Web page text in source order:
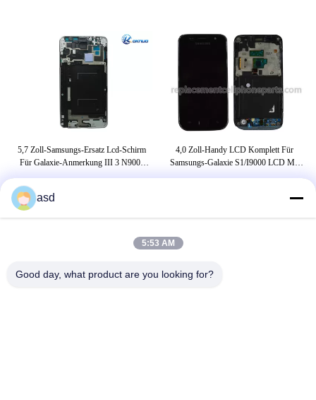
5,7 Zoll-Samsungs-Ersatz Lcd-Schirm
Für Galaxie-Anmerkung III 3 N9000
4,0 Zoll-Handy LCD Komplett Für
Samsungs-Galaxie S1/I9000 LCD Mit
UMBAUTEN
geführte Maiskolbenbirne
asd
5:53 AM
Good day, what product are you looking for?